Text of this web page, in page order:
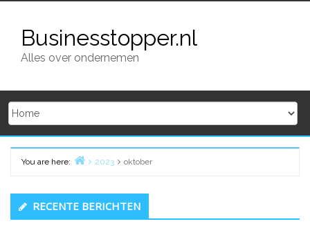
contentBusinesstopper.nl
Alles over ondernemen
You are here:
2023 oktober
Primary
Sidebar
RECENTE BERICHTEN